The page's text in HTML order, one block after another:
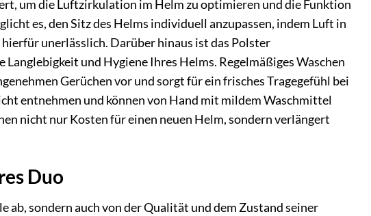
um die Luftzirkulation im Helm zu optimieren und die Funktion
es, den Sitz des Helms individuell anzupassen, indem Luft in
unerlässlich. Darüber hinaus ist das Polster
und Hygiene Ihres Helms. Regelmäßiges Waschen
Gerüchen vor und sorgt für ein frisches Tragegefühl bei
entnehmen und können von Hand mit mildem Waschmittel
nicht nur Kosten für einen neuen Helm, sondern verlängert
Duo
sondern auch von der Qualität und dem Zustand seiner